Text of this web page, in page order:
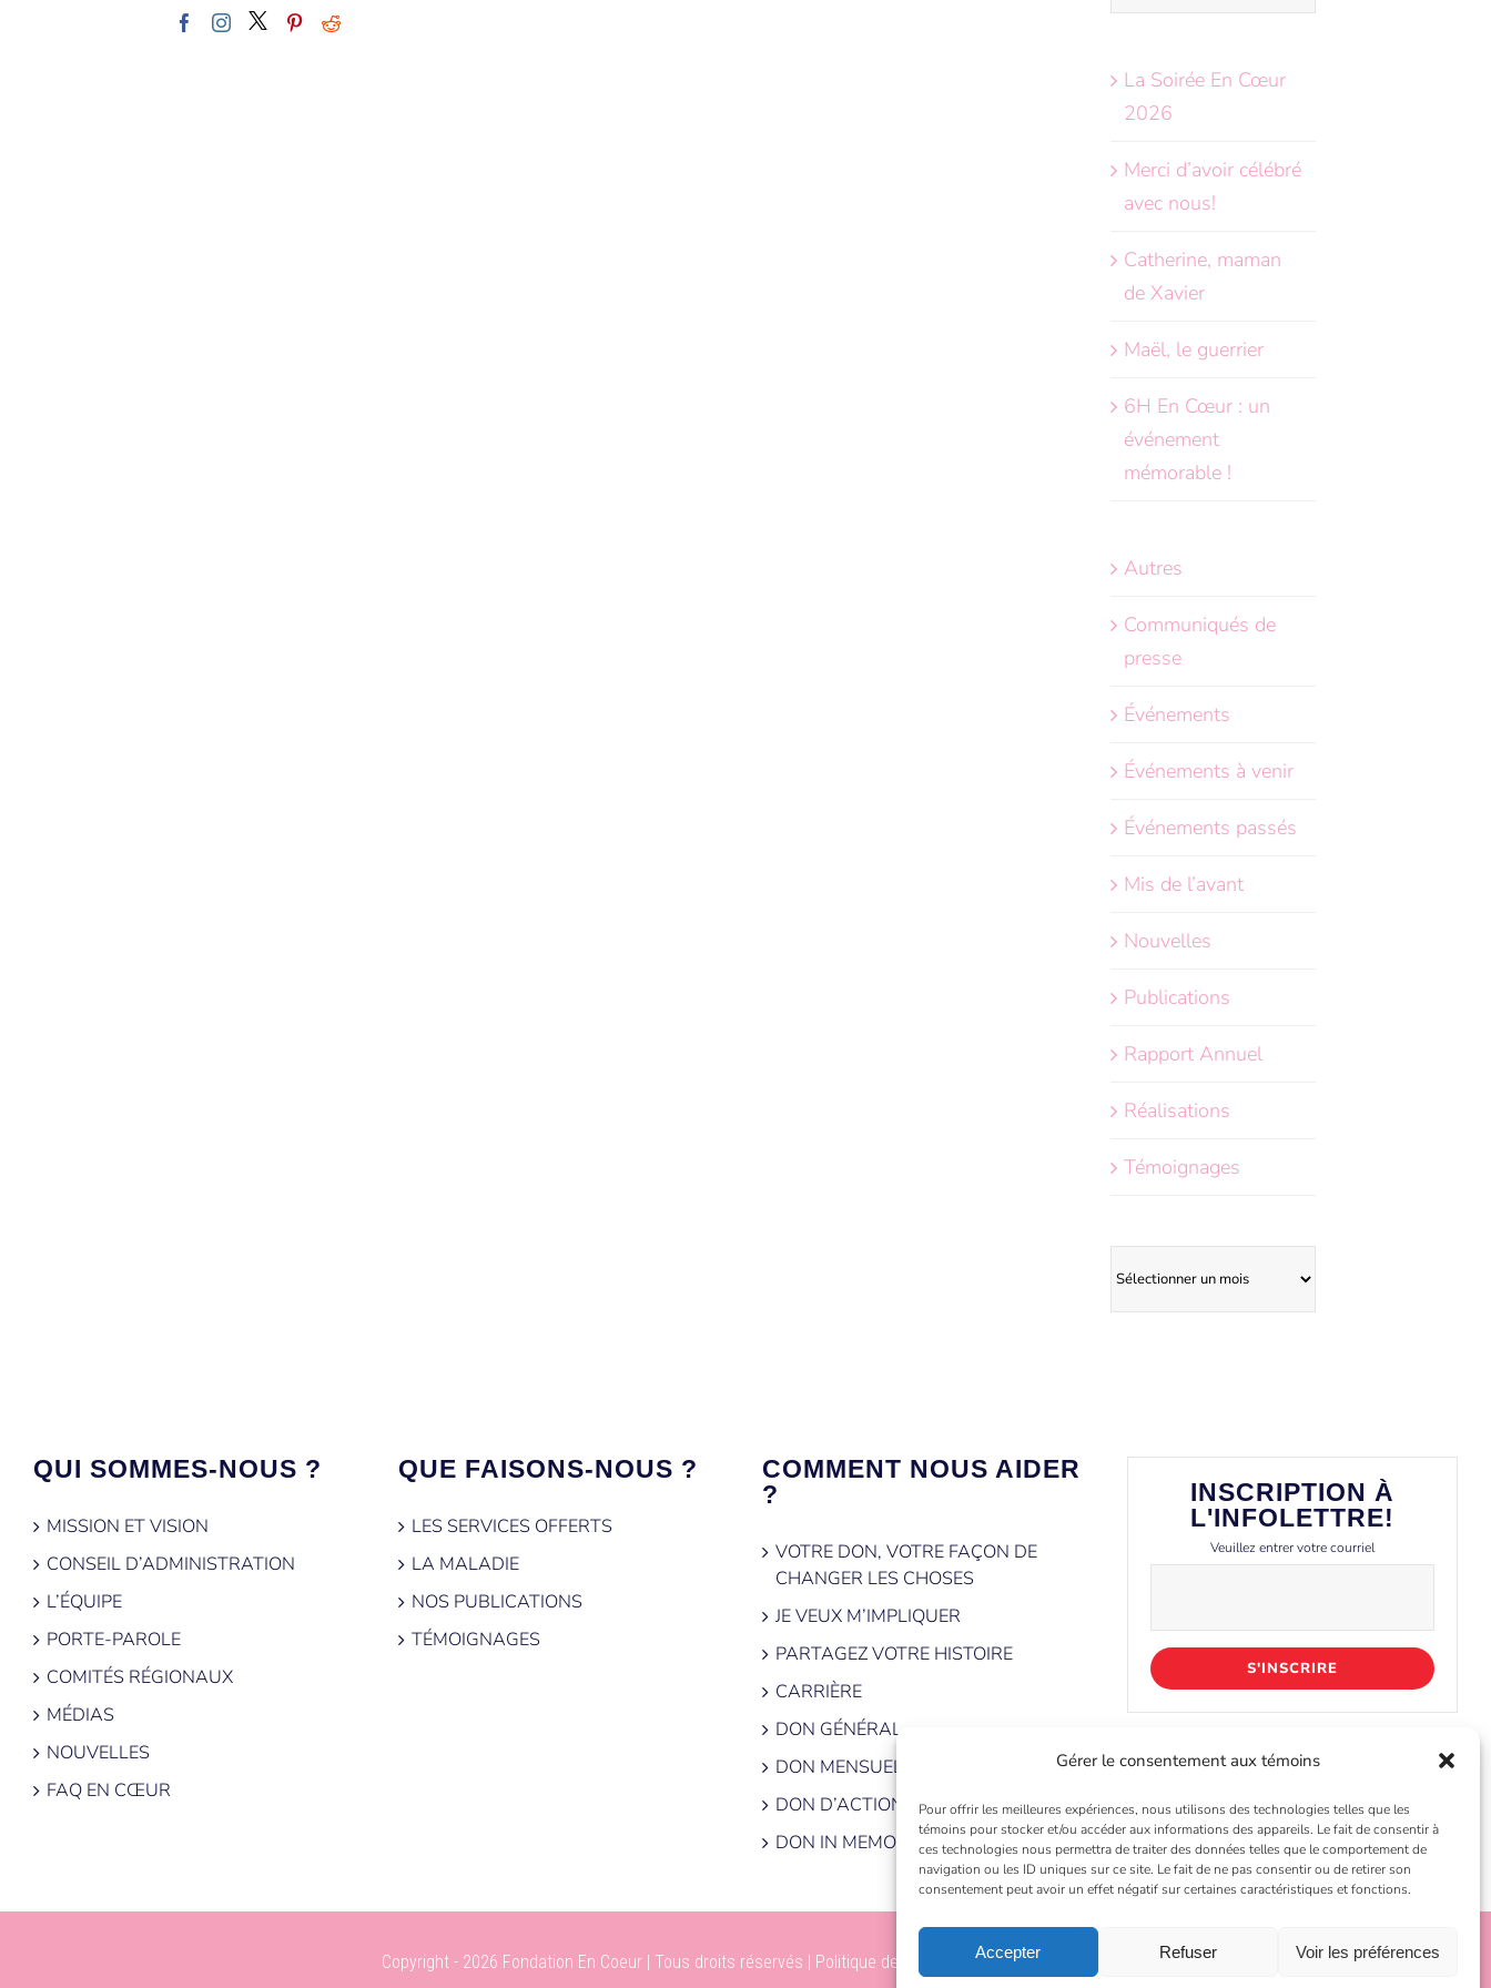
Gérer le consentement aux témoins
Pour offrir les meilleures expériences, nous utilisons des technologies telles que les
témoins pour stocker et/ou accéder aux informations des appareils. Le fait de consentir à
ces technologies nous permettra de traiter des données telles que le comportement de
navigation ou les ID uniques sur ce site. Le fait de ne pas consentir ou de retirer son
consentement peut avoir un effet négatif sur certaines caractéristiques et fonctions.
Accepter Refuser Voir les préférences
:
La Soirée En Cœur
2026
Merci d’avoir célébré
avec nous!
Catherine, maman
de Xavier
Maël, le guerrier
6H En Cœur : un
événement
mémorable !
Autres
Communiqués de
presse
Événements
Événements à venir
Événements passés
Mis de l’avant
Nouvelles
Publications
Rapport Annuel
Réalisations
Témoignages
QUI SOMMES-NOUS ?
MISSION ET VISION
CONSEIL D’ADMINISTRATION
L’ÉQUIPE
PORTE-PAROLE
COMITÉS RÉGIONAUX
MÉDIAS
NOUVELLES
FAQ EN CŒUR
QUE FAISONS-NOUS ?
LES SERVICES OFFERTS
LA MALADIE
NOS PUBLICATIONS
TÉMOIGNAGES
COMMENT NOUS AIDER
?
VOTRE DON, VOTRE FAÇON DE
CHANGER LES CHOSES
JE VEUX M’IMPLIQUER
PARTAGEZ VOTRE HISTOIRE
CARRIÈRE
DON GÉNÉRAL
DON MENSUEL
DON D’ACTIONS
DON IN MEMORIAM
INSCRIPTION À
L'INFOLETTRE!
Veuillez entrer votre courriel
Copyright - 2026 Fondation En Coeur | Tous droits réservés | Politique de confidentialité|FAQ en Cœur